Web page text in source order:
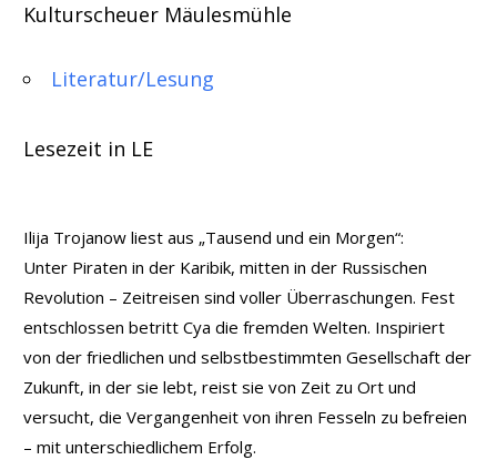
Kulturscheuer Mäulesmühle
Literatur/Lesung
Lesezeit in LE
Ilija Trojanow liest aus „Tausend und ein Morgen“:
Unter Piraten in der Karibik, mitten in der Russischen
Revolution – Zeitreisen sind voller Überraschungen. Fest
entschlossen betritt Cya die fremden Welten. Inspiriert
von der friedlichen und selbstbestimmten Gesellschaft der
Zukunft, in der sie lebt, reist sie von Zeit zu Ort und
versucht, die Vergangenheit von ihren Fesseln zu befreien
– mit unterschiedlichem Erfolg.